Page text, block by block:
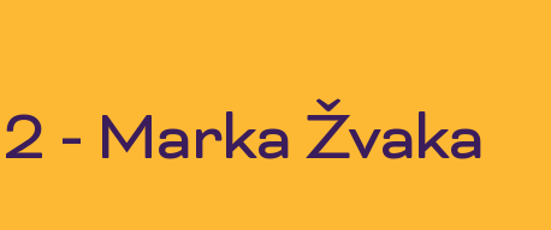
- Marka Žvaka